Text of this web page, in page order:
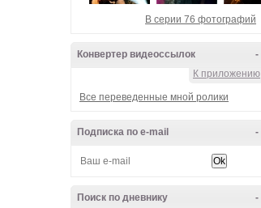
В серии 76 фотографий
-
Конвертер видеоссылок
К приложению
Все переведенные мной ролики
-
Подписка по e-mail
-
Поиск по дневнику